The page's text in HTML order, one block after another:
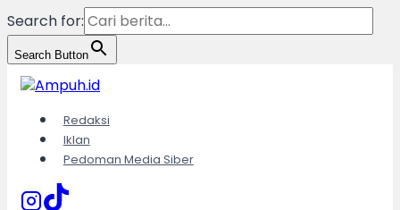
Search for:
Search Button
Skip
to
content
Redaksi
Iklan
Pedoman Media Siber